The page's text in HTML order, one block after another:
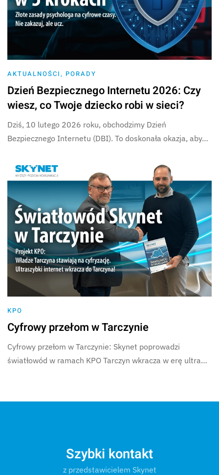
AKTUALNOŚCI, PORADY
Dzień Bezpiecznego Internetu 2026: Czy
wiesz, co Twoje dziecko robi w sieci?
Dziś, 10 lutego 2026 roku, obchodzimy Dzień
Bezpiecznego Internetu (DBI). To doskonała okazja, aby…
KPO
Cyfrowy przełom w Tarczynie
Cyfrowy przełom w Tarczynie: Skynet poprowadzi
światłowód w ramach KPO Tarczyn wkracza w erę ultra…
Szybki kontakt
z przedstawicielem Skynet